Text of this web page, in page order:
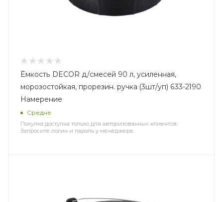
Ёмкость DЕCOR д/смесей 90 л, усиленная,
морозостойкая, прорезин. ручка (3шт/уп) 633-2190
Намерение
Средне
Покупка доступна только для авторизованных клиентов.
Запросите логин и пароль у менеджера.